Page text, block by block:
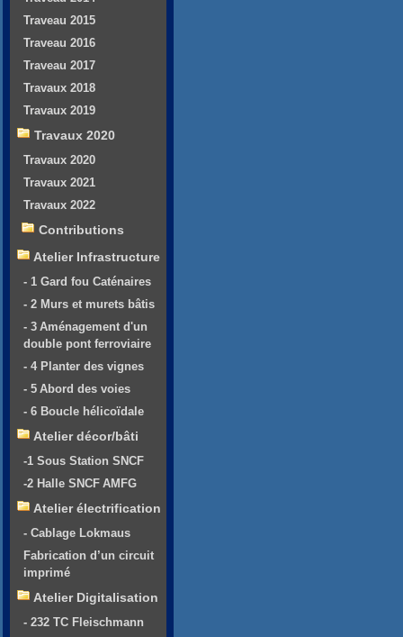
Traveau 2015
Traveau 2016
Traveau 2017
Travaux 2018
Travaux 2019
Travaux 2020
Travaux 2020
Travaux 2021
Travaux 2022
Contributions
Atelier Infrastructure
- 1 Gard fou Caténaires
- 2 Murs et murets bâtis
- 3 Aménagement d'un
double pont ferroviaire
- 4 Planter des vignes
- 5 Abord des voies
- 6 Boucle hélicoïdale
Atelier décor/bâti
-1 Sous Station SNCF
-2 Halle SNCF AMFG
Atelier électrification
- Cablage Lokmaus
Fabrication d’un circuit
imprimé
Atelier Digitalisation
- 232 TC Fleischmann